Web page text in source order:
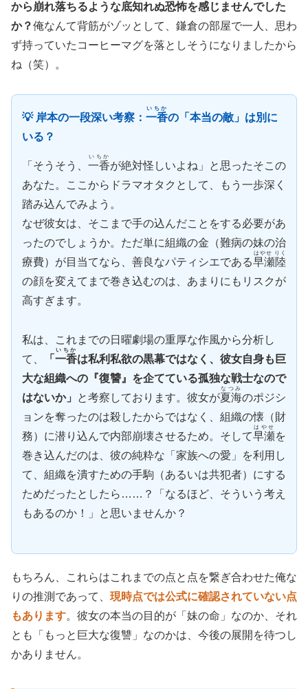
から崩れ落ちるような底知れぬ恐怖を感じませんでした
か？俺なんて背筋がゾッとして、鎌倉の部屋で一人、思わ
ず持っていたコーヒーマグを落としそうになりましたから
ね（笑）。
💡 岸本の一段深い考察： 一香
いちか
の「本当の敵」は別に
いる？
「そうそう、 一香
いちか
が絶対怪しいよね」と思ったそこの
あなた。ここからドラマオタクとして、もう一歩深く
踏み込んでみよう。
なぜ彼女は、そこまで手の込んだことをする必要があ
ったのでしょうか。ただ単に組織の金（難病の妹の治
療費）が目当てなら、善良なパティシエである早瀬陸
はやせ りく
の顔を変えてまで巻き込むのは、あまりにもリスクが
高すぎます。
私は、これまでの日曜劇場の重厚な作風から分析し
て、
「 一香
いちか
は私利私欲の黒幕ではなく、彼女自身も巨
大な組織への『復讐』を企てている孤独な戦士なので
はないか」
と考察しております。彼女が夏海
なつみ
のポジシ
ョンを奪ったのは殺したからではなく、組織の懐（財
務）に潜り込んで内部崩壊させるため。そして早瀬
はやせ
を
巻き込んだのは、彼の純粋な「家族への愛」を利用し
て、組織を潰すための手駒（あるいは共犯者）にする
ためだったとしたら……？「なるほど、そういう考え
もあるのか！」と思いませんか？
もちろん、これらはこれまでの点と点を繋ぎ合わせた俺な
りの推測であって、 現時点では公式に確認されていない点
もあります。彼女の本当の目的が「妹の命」なのか、それ
とも「もっと巨大な復讐」なのかは、今後の展開を待つし
かありません。